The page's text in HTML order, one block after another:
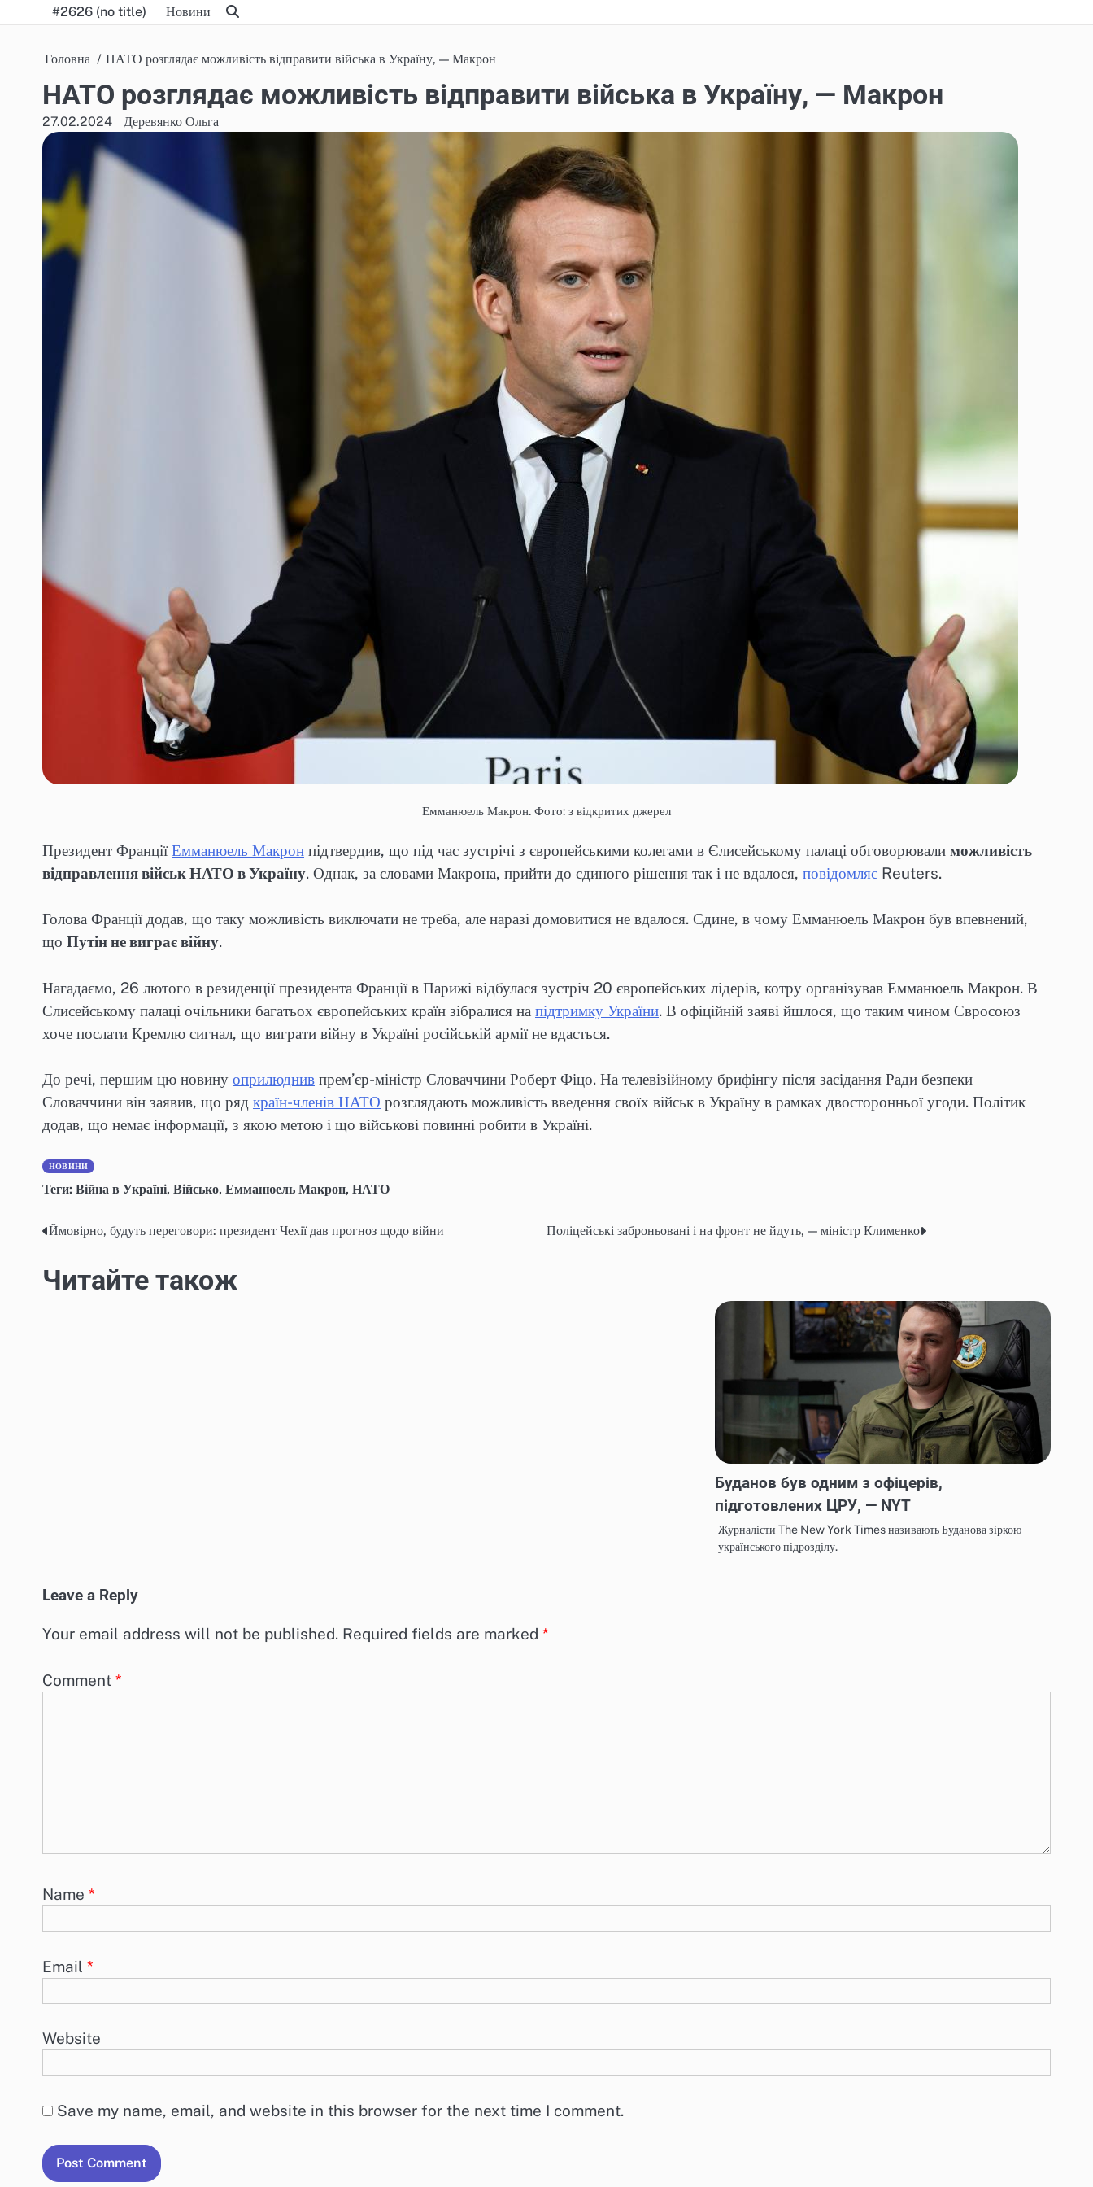
to
#2626 (no title) Новини
Головна НАТО розглядає можливість відправити війська в Україну, — Макрон
НАТО розглядає можливість відправити війська в Україну, — Макрон
27.02.2024 Деревянко Ольга
Емманюель Макрон. Фото: з відкритих джерел
Президент Франції Емманюель Макрон підтвердив, що під час зустрічі з європейськими колегами в Єлисейському палаці обговорювали можливість
відправлення військ НАТО в Україну. Однак, за словами Макрона, прийти до єдиного рішення так і не вдалося, повідомляє Reuters.
Голова Франції додав, що таку можливість виключати не треба, але наразі домовитися не вдалося. Єдине, в чому Емманюель Макрон був впевнений,
що Путін не виграє війну.
Нагадаємо, 26 лютого в резиденції президента Франції в Парижі відбулася зустріч 20 європейських лідерів, котру організував Емманюель Макрон. В
Єлисейському палаці очільники багатьох європейських країн зібралися на підтримку України. В офіційній заяві йшлося, що таким чином Євросоюз
хоче послати Кремлю сигнал, що виграти війну в Україні російській армії не вдасться.
До речі, першим цю новину оприлюднив прем’єр-міністр Словаччини Роберт Фіцо. На телевізійному брифінгу після засідання Ради безпеки
Словаччини він заявив, що ряд країн-членів НАТО розглядають можливість введення своїх військ в Україну в рамках двосторонньої угоди. Політик
додав, що немає інформації, з якою метою і що військові повинні робити в Україні.
НОВИНИ
Теги: Війна в Україні, Військо, Емманюель Макрон, НАТО
Post
navigation
Ймовірно, будуть переговори: президент Чехії дав прогноз щодо війни Поліцейські заброньовані і на фронт не йдуть, — міністр Клименко
Читайте також
Буданов був одним з офіцерів,
підготовлених ЦРУ, — NYT
Журналісти The New York Times називають Буданова зіркою
українського підрозділу.
Leave a Reply
Your email address will not be published. Required fields are marked *
Comment *
Name *
Email *
Website
Save my name, email, and website in this browser for the next time I comment.